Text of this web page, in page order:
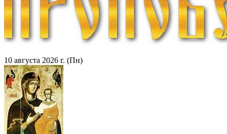
10 августа 2026 г. (Пн)